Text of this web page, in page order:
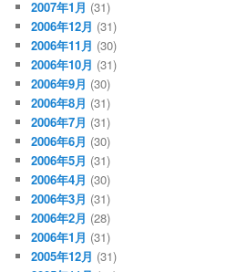
2007年1月 (31)
2006年12月 (31)
2006年11月 (30)
2006年10月 (31)
2006年9月 (30)
2006年8月 (31)
2006年7月 (31)
2006年6月 (30)
2006年5月 (31)
2006年4月 (30)
2006年3月 (31)
2006年2月 (28)
2006年1月 (31)
2005年12月 (31)